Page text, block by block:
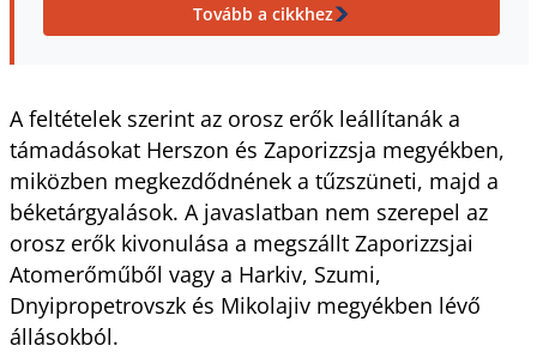
Tovább a cikkhez
A feltételek szerint az orosz erők leállítanák a
támadásokat Herszon és Zaporizzsja megyékben,
miközben megkezdődnének a tűzszüneti, majd a
béketárgyalások. A javaslatban nem szerepel az
orosz erők kivonulása a megszállt Zaporizzsjai
Atomerőműből vagy a Harkiv, Szumi,
Dnyipropetrovszk és Mikolajiv megyékben lévő
állásokból.